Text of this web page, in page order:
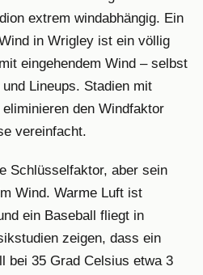
extrem windabhängig. Ein
in Wrigley ist ein völlig
eingehendem Wind – selbst
Lineups. Stadien mit
den Windfaktor
vereinfacht.
Schlüsselfaktor, aber sein
Wind. Warme Luft ist
ein Baseball fliegt in
zeigen, dass ein
bei 35 Grad Celsius etwa 3